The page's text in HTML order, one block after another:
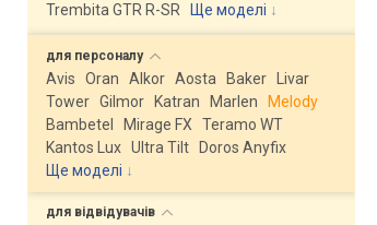
Trembita GTR R-SR
Ще моделі ↓
для персоналу
Avis Oran Alkor Aosta Baker
Livar
Tower Gilmor Katran Marlen
Melody
Bambetel
Mirage FX
Teramo WT
Kantos Lux Ultra Tilt
Doros Anyfix
Ще моделі ↓
для відвідувачів